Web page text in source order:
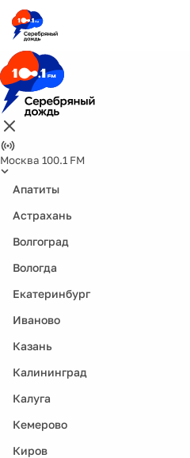
Москва 100.1 FM
Апатиты
Астрахань
Волгоград
Вологда
Екатеринбург
Иваново
Казань
Калининград
Калуга
Кемерово
Киров